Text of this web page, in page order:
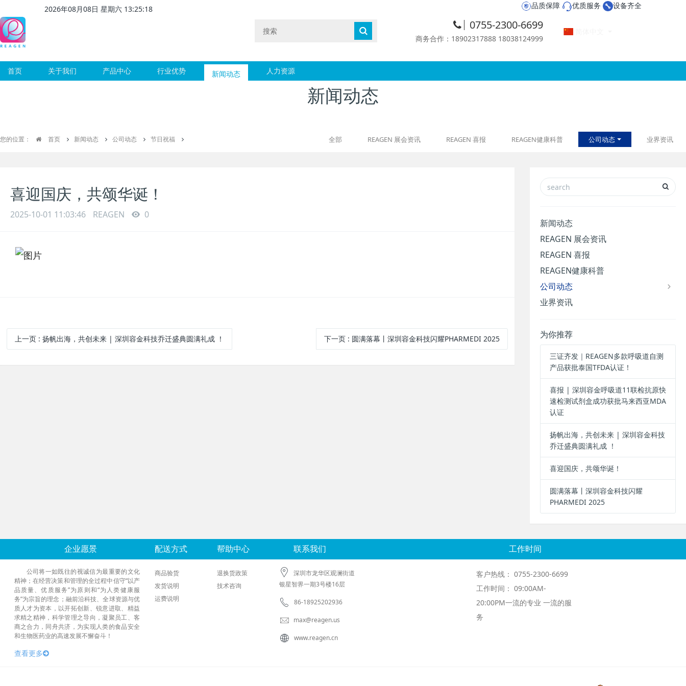
2026年08月08日 星期六 13:25:19 品质保障 优质服务 设备齐全
0755-2300-6699
商务合作：18902317888 18038124999
首页 关于我们 产品中心 行业优势 新闻动态 人力资源
新闻动态
您的位置： 首页 新闻动态 公司动态 节日祝福 全部 REAGEN 展会资讯 REAGEN 喜报 REAGEN健康科普 公司动态 业界资讯
喜迎国庆，共颂华诞！
2025-10-01 11:03:46 REAGEN 0
上一页 : 扬帆出海，共创未来 | 深圳容金科技乔迁盛典圆满礼成 ！ 下一页 : 圆满落幕丨深圳容金科技闪耀PHARMEDI 2025
新闻动态
REAGEN 展会资讯
REAGEN 喜报
REAGEN健康科普
公司动态
业界资讯
为你推荐
三证齐发｜REAGEN多款呼吸道自测
产品获批泰国TFDA认证！
喜报 | 深圳容金呼吸道11联检抗原快
速检测试剂盒成功获批马来西亚MDA
认证
扬帆出海，共创未来 | 深圳容金科技
乔迁盛典圆满礼成 ！
喜迎国庆，共颂华诞！
圆满落幕丨深圳容金科技闪耀
PHARMEDI 2025
企业愿景
公司将一如既往的视诚信为最重要的文化
精神；在经营决策和管理的全过程中信守“以产
品质量、优质服务”为原则和“为人类健康服
务”为宗旨的理念；融前沿科技、全球资源与优
质人才为资本，以开拓创新、锐意进取、精益
求精之精神，科学管理之导向，凝聚员工、客
商之合力，同舟共济，为实现人类的食品安全
和生物医药业的高速发展不懈奋斗！
查看更多
配送方式
商品验货
发货说明
运费说明
帮助中心
退换货政策
技术咨询
联系我们
深圳市龙华区观澜街道
银星智界一期3号楼16层
86-18925202936
max@reagen.us
www.reagen.cn
工作时间
客户热线： 0755-2300-6699
工作时间： 09:00AM-
20:00PM一流的专业 一流的服
务